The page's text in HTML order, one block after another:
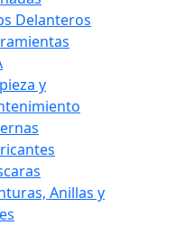
Delanteros
y
Anillas y